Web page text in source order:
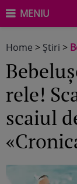
MENIU
Home > Știri >
rele!
scaiul